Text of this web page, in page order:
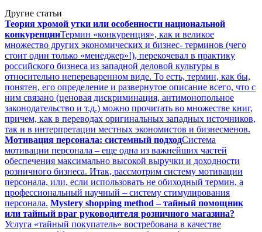
Другие статьи
Теория хромой утки или особенности национальной
конкуренцииТермин «конкуренция», как и великое
множество других экономических и бизнес- терминов (чего
стоит один только «менеджер»!), перекочевал в практику
российского бизнеса из западной деловой культуры в
относительно непереваренном виде. То есть, термин, как бы,
понятен, его определение и развернутое описание всего, что с
ним связано (ценовая дискриминация, антимонопольное
законодательство и т.д.) можно прочитать во множестве книг,
причем, как в переводах оригинальных западных источников,
так и в интерпретации местных экономистов и бизнесменов.
Мотивация персонала: системный подходСистема
мотивации персонала – еще одна из важнейших частей
обеспечения максимально высокой выручки и доходности
розничного бизнеса. Итак, рассмотрим систему мотивации
персонала, или, если использовать не обиходный термин, а
профессиональный научный – систему стимулирования
персонала. Mystery shopping method – тайный помощник
или тайный враг руководителя розничного магазина?
Услуга «тайный покупатель» востребована в качестве